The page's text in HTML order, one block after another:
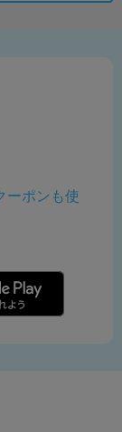
ーポンも使